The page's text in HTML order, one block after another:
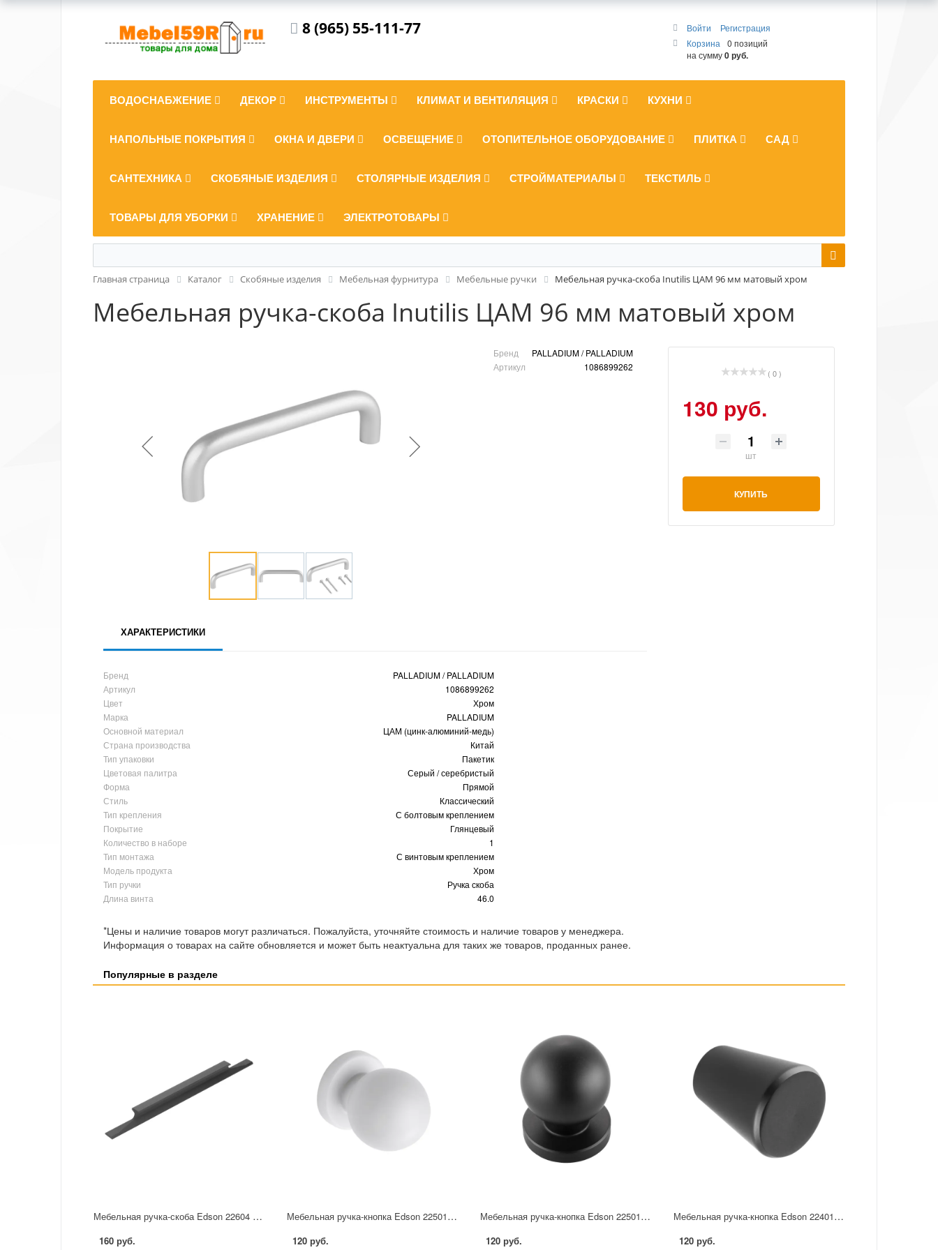
8 (965) 55-111-77 Войти
Регистрация
Корзина
0 позиций
на сумму0 руб.
ВОДОСНАБЖЕНИЕ ДЕКОР ИНСТРУМЕНТЫ КЛИМАТ И ВЕНТИЛЯЦИЯ КРАСКИ КУХНИ
НАПОЛЬНЫЕ ПОКРЫТИЯ ОКНА И ДВЕРИ ОСВЕЩЕНИЕ ОТОПИТЕЛЬНОЕ ОБОРУДОВАНИЕ ПЛИТКА САД
САНТЕХНИКА СКОБЯНЫЕ ИЗДЕЛИЯ СТОЛЯРНЫЕ ИЗДЕЛИЯ СТРОЙМАТЕРИАЛЫ ТЕКСТИЛЬ
ТОВАРЫ ДЛЯ УБОРКИ ХРАНЕНИЕ ЭЛЕКТРОТОВАРЫ
Главная страница Каталог Скобяные изделия Мебельная фурнитура Мебельные ручки Мебельная ручка-скоба Inutilis ЦАМ 96 мм матовый хром
Мебельная ручка-скоба Inutilis ЦАМ 96 мм матовый хром
Бренд
PALLADIUM / PALLADIUM
Артикул
1086899262
( 0 )
130 руб.
шт
КУПИТЬ
ХАРАКТЕРИСТИКИ
Бренд
PALLADIUM / PALLADIUM
Артикул
1086899262
Цвет
Хром
Марка
PALLADIUM
Основной материал
ЦАМ (цинк-алюминий-медь)
Страна производства
Китай
Тип упаковки
Пакетик
Цветовая палитра
Серый / серебристый
Форма
Прямой
Стиль
Классический
Тип крепления
С болтовым креплением
Покрытие
Глянцевый
Количество в наборе
1
Тип монтажа
С винтовым креплением
Модель продукта
Хром
Тип ручки
Ручка скоба
Длина винта
46.0
*Цены и наличие товаров могут различаться. Пожалуйста, уточняйте стоимость и наличие товаров у менеджера.
Информация о товарах на сайте обновляется и может быть неактуальна для таких же товаров, проданных ранее.
Популярные в разделе
Мебельная ручка-скоба Edson 22604 96 мм черная
160 руб.
Мебельная ручка-кнопка Edson 22501 25 мм белая
120 руб.
Мебельная ручка-кнопка Edson 22501 25 мм черная
120 руб.
Мебельная ручка-кнопка Edson 22401 черная
120 руб.